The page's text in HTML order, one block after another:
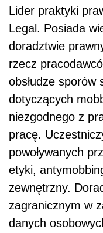
Lider praktyki
Legal. Posiada
doradztwie
rzecz
obsłudze sporów
dotyczących
niezgodnego z
pracę.
powoływanych
etyki,
zewnętrzny.
zagranicznym w
danych